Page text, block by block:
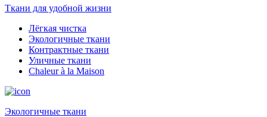
Ткани для удобной жизни
Лёгкая чистка
Экологичные ткани
Контрактные ткани
Уличные ткани
Сhaleur à la Maison
Экологичные ткани